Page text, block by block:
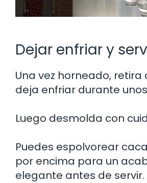
Dejar enfriar y
Una vez horneado, retira
deja enfriar durante
Luego desmolda con
Puedes espolvorear
por encima para un
elegante antes de servir.